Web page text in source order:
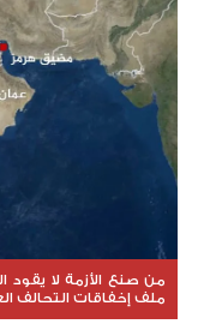
من صنع الأزمة لا
ملف إخفاقات التحالف